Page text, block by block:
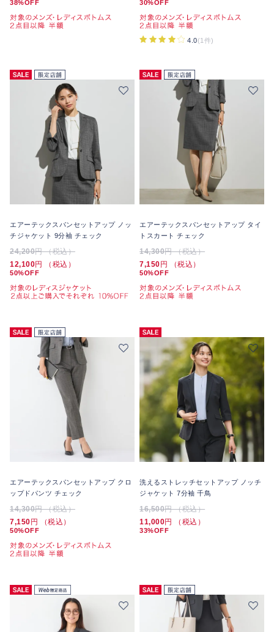
38%OFF 30%OFF
4.0(1件)
エアーテックスパンセットアップ ノッ
チジャケット 9分袖 チェック
24,200円 （税込）
12,100円 （税込）
50%OFF
エアーテックスパンセットアップ タイ
トスカート チェック
14,300円 （税込）
7,150 円 （税込）
50%OFF
エアーテックスパンセットアップ クロ
ップドパンツ チェック
14,300円 （税込）
7,150 円 （税込）
50%OFF
洗えるストレッチセットアップ ノッチ
ジャケット 7分袖 千鳥
16,500円 （税込）
11,000円 （税込）
33%OFF